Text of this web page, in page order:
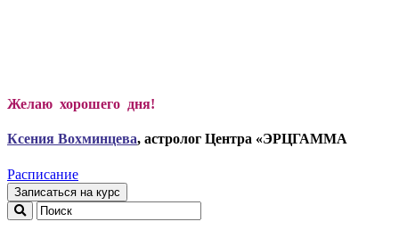
Желаю хорошего дня!
Ксения Вохминцева, астролог Центра «ЭРЦГАММА
Расписание
Записаться на курс